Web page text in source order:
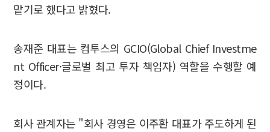
맡기로 했다고 밝혔다.
송재준 대표는 컴투스의 GCIO(Global Chief Investme
nt Officer·글로벌 최고 투자 책임자) 역할을 수행할 예
정이다.
회사 관계자는 "회사 경영은 이주환 대표가 주도하게 된